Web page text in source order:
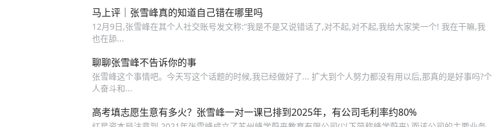
马上评｜张雪峰真的知道自己错在哪里吗
12月9日,张雪峰在其个人社交账号发文称:“我是不是又说错话了,对不起,对不起,我给大家笑一个! 我在干嘛,我
也在舔...
聊聊张雪峰不告诉你的事
张雪峰这个事情吧。今天写这个话题的时候,我已经做好了... 扩大到个人努力都没有用以后,那真的是好事吗?个
人奋斗和...
高考填志愿生意有多火？张雪峰一对一课已排到2025年，有公司毛利率约80%